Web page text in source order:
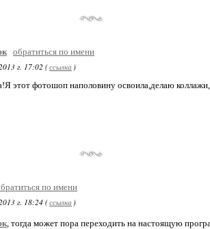
обратиться по имени
г. 17:02 (ссылка )
этот фотошоп наполовину освоила,делаю
по имени
г. 18:24 (ссылка )
, тогда может пора переходить на настоящую